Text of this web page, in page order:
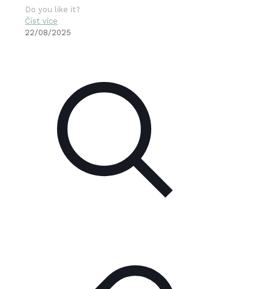
Do you like it?
Číst více
22/08/2025